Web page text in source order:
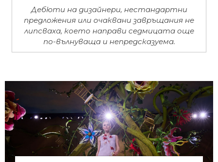
Дебюти на дизайнери, нестандартни
предложения или очаквани завръщания не
липсваха, което направи седмицата още
по-вълнуваща и непредсказуема.